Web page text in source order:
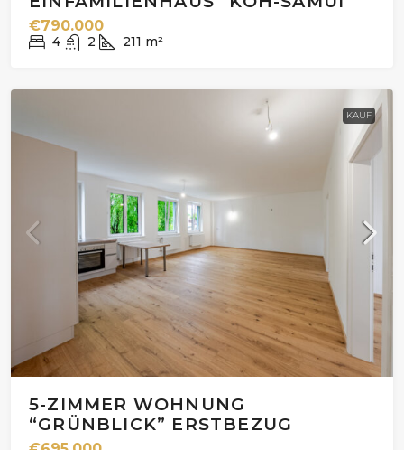
€790.000
4 2 211 m²
KAUF
5-ZIMMER WOHNUNG
“GRÜNBLICK” ERSTBEZUG